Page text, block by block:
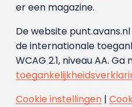
er een magazine.
De website
de internationale
WCAG 2.1, niveau AA. Ga
Cookie instellingen|